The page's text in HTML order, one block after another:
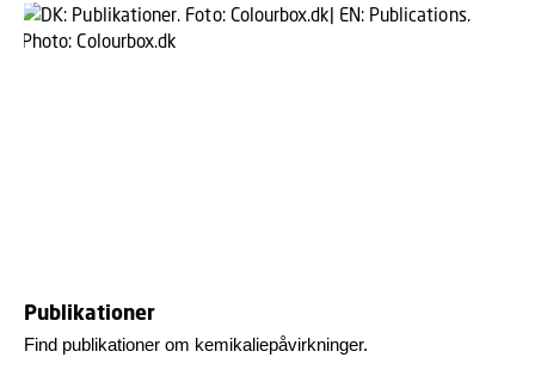
Publikationer
Find publikationer om kemikaliepåvirkninger.